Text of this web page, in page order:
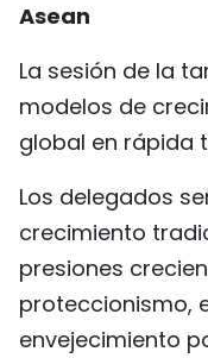
Asean
La sesión de la
modelos de
global en rápida
Los delegados
crecimiento
presiones
proteccionismo,
envejecimiento